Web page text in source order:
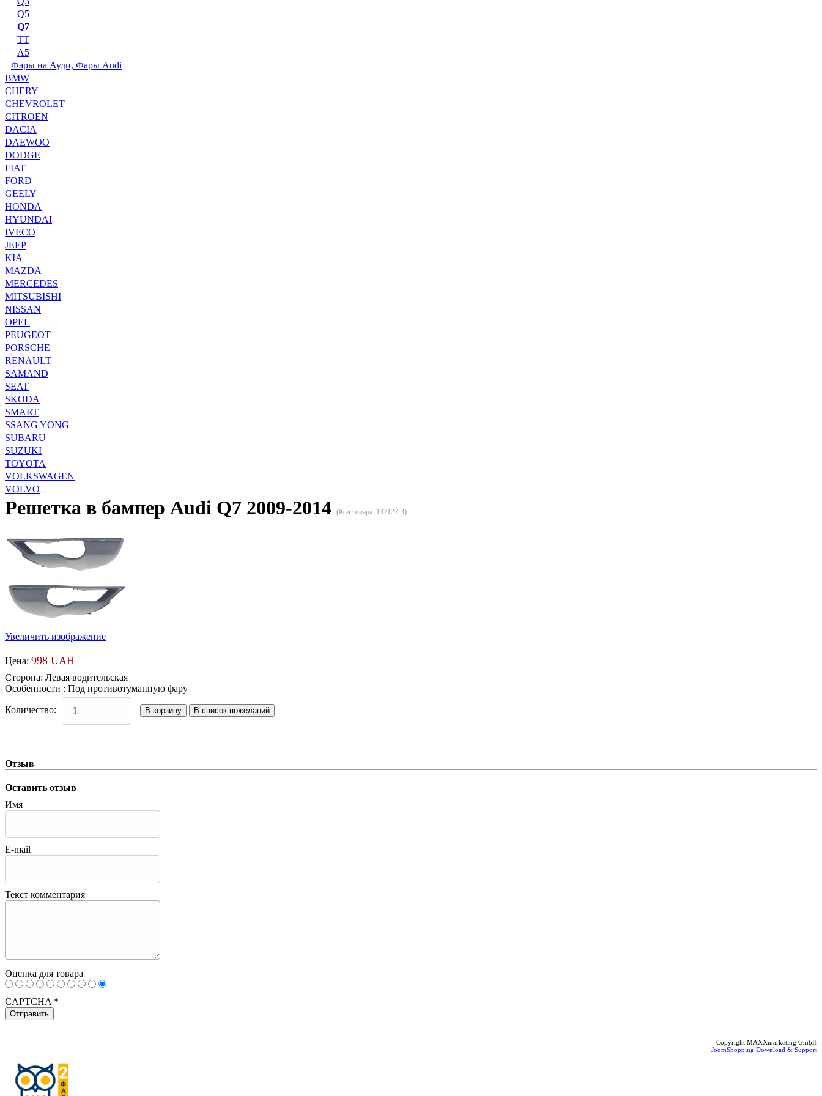
Q5
Q7
TT
А5
Фары на Ауди, Фары Audi
BMW
CHERY
CHEVROLET
CITROEN
DACIA
DAEWOO
DODGE
FIAT
FORD
GEELY
HONDA
HYUNDAI
IVECO
JEEP
KIA
MAZDA
MERCEDES
MITSUBISHI
NISSAN
OPEL
PEUGEOT
PORSCHE
RENAULT
SAMAND
SEAT
SKODA
SMART
SSANG YONG
SUBARU
SUZUKI
TOYOTA
VOLKSWAGEN
VOLVO
Решетка в бампер Audi Q7 2009-2014 (Код товара: 137127-3)
Увеличить изображение
Цена: 998 UAH
Сторона: Левая водительская
Особенности : Под противотуманную фару
Количество:
Отзыв
Оставить отзыв
Имя
E-mail
Текст комментария
Оценка для товара
CAPTCHA *
Copyright MAXXmarketing GmbH
JoomShopping Download & Support